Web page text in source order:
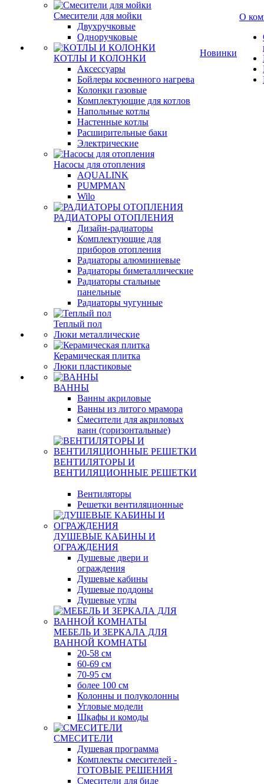
Смесители для мойки
Двухручковые
Одноручковые
КОТЛЫ И КОЛОНКИ
Аксессуары
Бойлеры косвенного нагрева
Колонки газовые
Комплектующие для котлов
Напольные котлы
Настенные котлы
Расширительные баки
Электрические
Насосы для отопления
AQUALINK
PUMPMAN
Wilo
РАДИАТОРЫ ОТОПЛЕНИЯ
Дизайн-радиаторы
Комплектующие для
приборов отопления
Радиаторы алюминиевые
Радиаторы биметаллические
Радиаторы стальные
панельные
Радиаторы чугунные
Теплый пол
Люки металлические
Керамическая плитка
Люки пластиковые
ВАННЫ
Ванны акриловые
Ванны из литого мрамора
Смесители для акриловых
ванн (горизонтальные)
ВЕНТИЛЯТОРЫ И
ВЕНТИЛЯЦИОННЫЕ РЕШЕТКИ
Вентиляторы
Решетки вентиляционные
ДУШЕВЫЕ КАБИНЫ И
ОГРАЖДЕНИЯ
Душевые двери и
ограждения
Душевые кабины
Душевые поддоны
Душевые углы
МЕБЕЛЬ И ЗЕРКАЛА ДЛЯ
ВАННОЙ КОМНАТЫ
20-58 см
60-69 см
70-95 см
более 100 см
Колонны и полуколонны
Угловые модели
Шкафы и комоды
СМЕСИТЕЛИ
Душевая программа
Комплекты смесителей -
ГОТОВЫЕ РЕШЕНИЯ
Смесители для биде
Новинки
О